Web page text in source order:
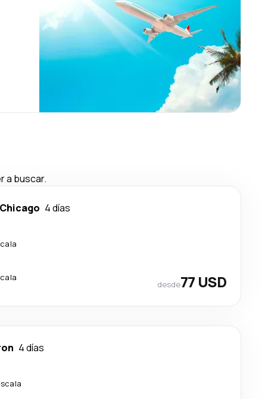
a buscar.
Chicago 4 días
desde77 USD
4 días